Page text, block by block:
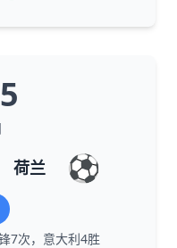
荷兰 ⚽
7次，意大利4胜